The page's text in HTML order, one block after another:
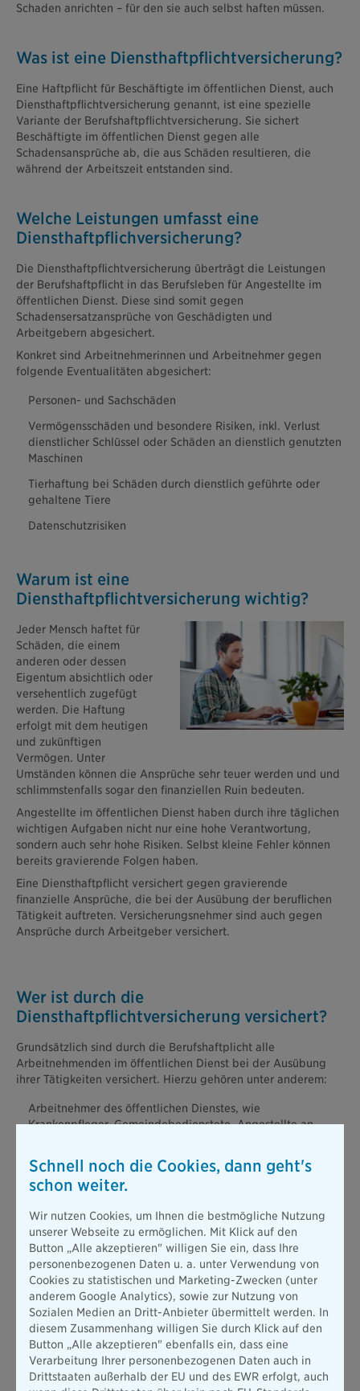
Schaden anrichten – für den sie auch selbst haften müssen.
Was ist eine Diensthaftpflichtversicherung?
Eine Haftpflicht für Beschäftigte im öffentlichen Dienst, auch
Diensthaftpflichtversicherung genannt, ist eine spezielle
Variante der Berufshaftpflichtversicherung. Sie sichert
Beschäftigte im öffentlichen Dienst gegen alle
Schadensansprüche ab, die aus Schäden resultieren, die
während der Arbeitszeit entstanden sind.
Welche Leistungen umfasst eine
Diensthaftpflichversicherung?
Die Diensthaftpflichtversicherung überträgt die Leistungen
der Berufshaftpflicht in das Berufsleben für Angestellte im
öffentlichen Dienst. Diese sind somit gegen
Schadensersatzansprüche von Geschädigten und
Arbeitgebern abgesichert.
Konkret sind Arbeitnehmerinnen und Arbeitnehmer gegen
folgende Eventualitäten abgesichert:
Personen- und Sachschäden
Vermögensschäden und besondere Risiken, inkl. Verlust
dienstlicher Schlüssel oder Schäden an dienstlich genutzten
Maschinen
Tierhaftung bei Schäden durch dienstlich geführte oder
gehaltene Tiere
Datenschutzrisiken
Warum ist eine
Diensthaftpflichtversicherung wichtig?
Jeder Mensch haftet für
Schäden, die einem
anderen oder dessen
Eigentum absichtlich oder
versehentlich zugefügt
werden. Die Haftung
erfolgt mit dem heutigen
und zukünftigen
Vermögen. Unter
Umständen können die Ansprüche sehr teuer werden und und
schlimmstenfalls sogar den finanziellen Ruin bedeuten.
Angestellte im öffentlichen Dienst haben durch ihre täglichen
wichtigen Aufgaben nicht nur eine hohe Verantwortung,
sondern auch sehr hohe Risiken. Selbst kleine Fehler können
bereits gravierende Folgen haben.
Eine Diensthaftpflicht versichert gegen gravierende
finanzielle Ansprüche, die bei der Ausübung der beruflichen
Tätigkeit auftreten. Versicherungsnehmer sind auch gegen
Ansprüche durch Arbeitgeber versichert.
Wer ist durch die
Diensthaftpflichtversicherung versichert?
Grundsätzlich sind durch die Berufshaftplicht alle
Arbeitnehmenden im öffentlichen Dienst bei der Ausübung
ihrer Tätigkeiten versichert. Hierzu gehören unter anderem:
Arbeitnehmer des öffentlichen Dienstes, wie
Krankenpfleger, Gemeindebedienstete, Angestellte an
Beamtinnen und Beamte
Staatsbeamte (Richter, Gerichtsvollzieher, Polizeibeamte)
Soldatinnen und Soldaten
Personen, die Freiwilligendienste leisten
Öffentlich-rechtliche Mandatsträger
Wann zahlt die Diensthaftpflicht?
Eine Diensthaftpflichtversicherung ersetzt die meisten
Schäden, kann aber nicht alles abfangen. Grundsätzlich
werden folgende Komponenten gedeckt:
Schnell noch die Cookies, dann geht's
schon weiter.
Wir nutzen Cookies, um Ihnen die bestmögliche Nutzung
unserer Webseite zu ermöglichen. Mit Klick auf den
Button „Alle akzeptieren" willigen Sie ein, dass Ihre
personenbezogenen Daten u. a. unter Verwendung von
Cookies zu statistischen und Marketing-Zwecken (unter
anderem Google Analytics), sowie zur Nutzung von
Sozialen Medien an Dritt-Anbieter übermittelt werden. In
diesem Zusammenhang willigen Sie durch Klick auf den
Button „Alle akzeptieren" ebenfalls ein, dass eine
Verarbeitung Ihrer personenbezogenen Daten auch in
Drittstaaten außerhalb der EU und des EWR erfolgt, auch